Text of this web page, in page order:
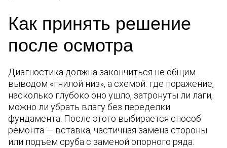
Как принять решение
после осмотра
Диагностика должна закончиться не общим
выводом «гнилой низ», а схемой: где поражение,
насколько глубоко оно ушло, затронуты ли лаги,
можно ли убрать влагу без переделки
фундамента. После этого выбирается способ
ремонта — вставка, частичная замена стороны
или подъём сруба с заменой опорного ряда.